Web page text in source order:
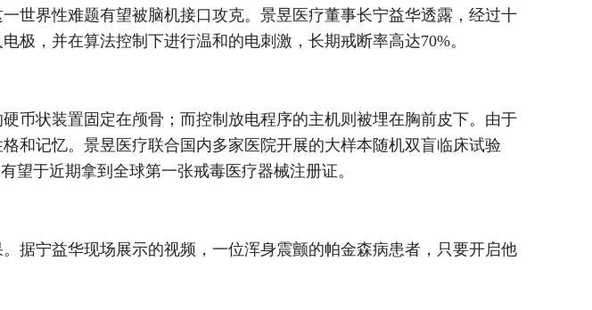
界性难题有望被脑机接口攻克。景昱医疗董事长宁益华透露，经过十
，并在算法控制下进行温和的电刺激，长期戒断率高达70%。
状装置固定在颅骨；而控制放电程序的主机则被埋在胸前皮下。由于
和记忆。景昱医疗联合国内多家医院开展的大样本随机双盲临床试验
望于近期拿到全球第一张戒毒医疗器械注册证。
宁益华现场展示的视频，一位浑身震颤的帕金森病患者，只要开启他